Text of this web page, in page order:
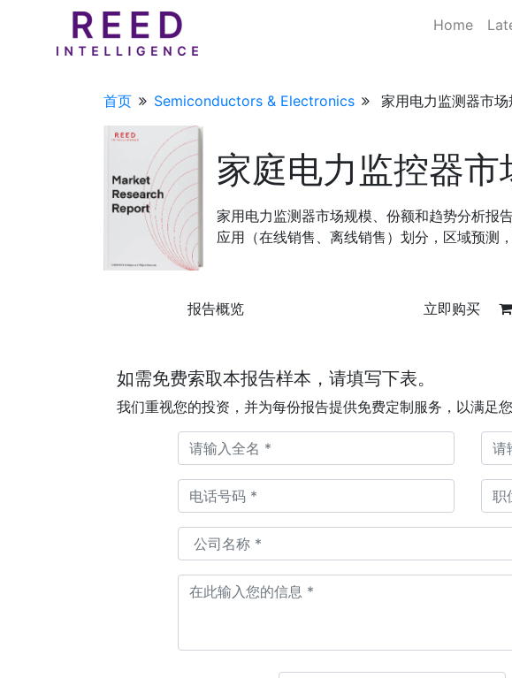
Home
首页 Semiconductors & Electronics 家用电力监测器市
家庭电力监控器市
家用电力监测器市场规模、份额和趋势分析报
应用（在线销售、离线销售）划分，区域预测
报告概览 立即购买
如需免费索取本报告样本，请填写下表。
我们重视您的投资，并为每份报告提供免费定制服务，以满足您